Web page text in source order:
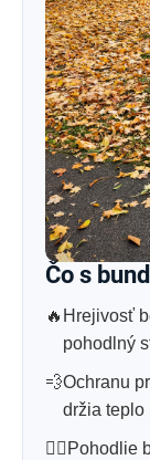
Čo s
🔥 Hrejivosť
pohodlný
💨Ochranu
držia teplo
😮‍💨 Pohodlie